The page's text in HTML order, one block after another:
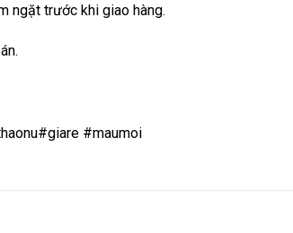
ngặt trước khi giao hàng.
#maumoi